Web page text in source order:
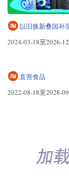
以旧换新叠国补
2024-03-18至2026-